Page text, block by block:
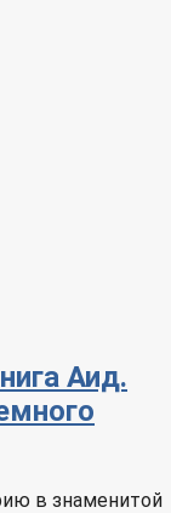
Аид.
в знаменитой